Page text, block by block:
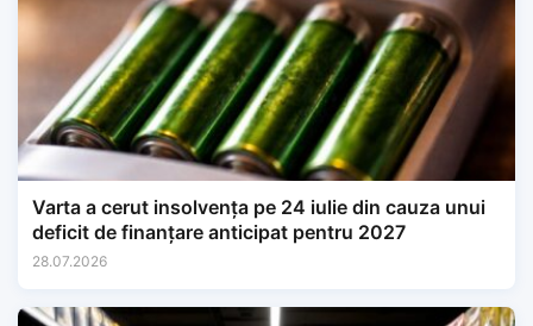
Varta a cerut insolvența pe 24 iulie din cauza unui
deficit de finanțare anticipat pentru 2027
28.07.2026